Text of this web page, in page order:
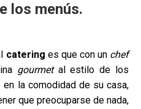
los menús.
catering es que con un chef
gourmet al estilo de los
en la comodidad de su casa,
que preocuparse de nada,